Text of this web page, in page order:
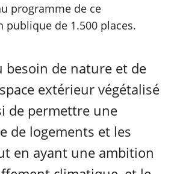
programme de ce
de 1.500 places.
besoin de nature et de
extérieur végétalisé
de permettre une
de logements et les
en ayant une ambition